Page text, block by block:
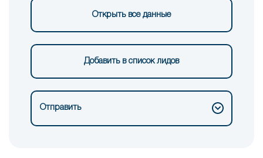
Открыть все данные
Добавить в список лидов
Отправить